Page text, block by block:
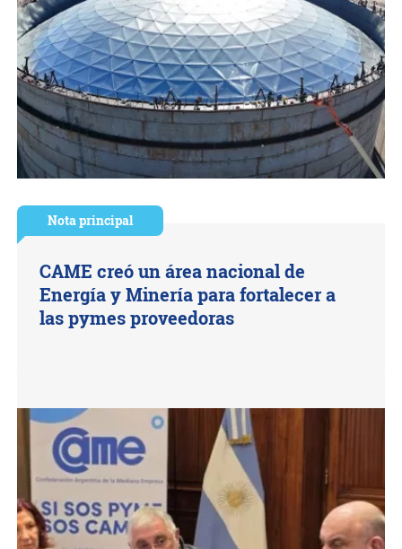
Nota principal
CAME creó un área nacional de
Energía y Minería para fortalecer a
las pymes proveedoras